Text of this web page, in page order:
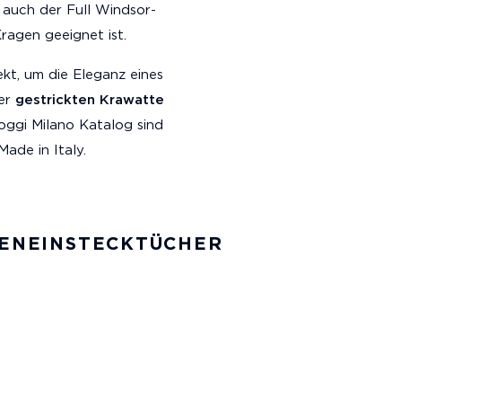
der Full Windsor-
geeignet ist.
um die Eleganz eines
gestrickten Krawatte
Milano Katalog sind
in Italy.
EINSTECKTÜCHER